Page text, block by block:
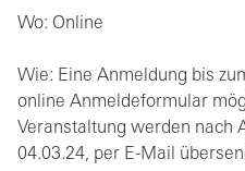
Wo: Online
Wie: Eine Anmeldung bis
online Anmeldeformular
Veranstaltung werden nach
04.03.24, per E-Mail